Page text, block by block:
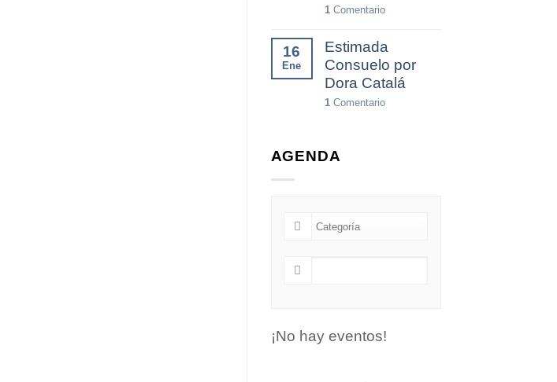
1Comentario
16
Ene
Estimada
Consuelo por
Dora Catalá
1Comentario
AGENDA
¡No hay eventos!